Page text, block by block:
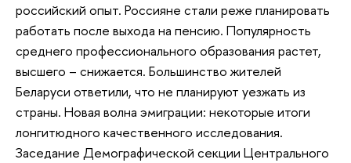
российский опыт. Россияне стали реже планировать
работать после выхода на пенсию. Популярность
среднего профессионального образования растет,
высшего – снижается. Большинство жителей
Беларуси ответили, что не планируют уезжать из
страны. Новая волна эмиграции: некоторые итоги
лонгитюдного качественного исследования.
Заседание Демографической секции Центрального